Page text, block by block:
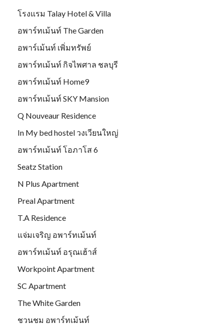
โรงแรม Talay Hotel & Villa
อพาร์ทเม้นท์ The Garden
อพาร์เม้นท์ เพิ่มทรัพย์
อพาร์ทเม้นท์ กิจไพศาล ชลบุรี
อพาร์ทเม้นท์ Home9
อพาร์ทเม้นท์ SKY Mansion
Q Nouveaur Residence
In My bed hostel วงเวียนใหญ่
อพาร์ทเม้นท์ โอภาโส 6
Seatz Station
N Plus Apartment
Preal Apartment
T.A Residence
แจ่มเจริญ อพาร์ทเม้นท์
อพาร์ทเม้นท์ อรุณเฮ้าส์
Workpoint Apartment
SC Apartment
The White Garden
ชวนชม อพาร์ทเม้นท์